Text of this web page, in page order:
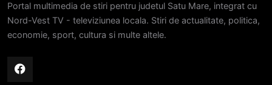
Portal multimedia de stiri pentru judetul Satu Mare, integrat cu
Nord-Vest TV - televiziunea locala. Stiri de actualitate, politica,
economie, sport, cultura si multe altele.